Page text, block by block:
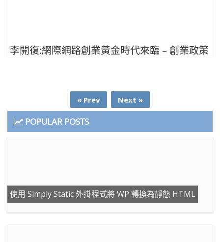
李開復:網際網路創業黃金時代來臨 – 創業政策
« Prev Next »
POPULAR POSTS
使用 Simply Static 外掛程式將 WP 轉換為靜態 HTML